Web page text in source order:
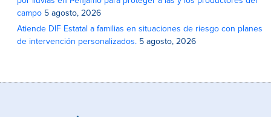
campo 5 agosto, 2026
Atiende DIF Estatal a familias en situaciones de riesgo con planes
de intervención personalizados. 5 agosto, 2026